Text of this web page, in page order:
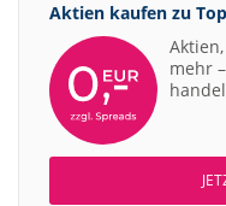
Aktien kaufen zu
mehr